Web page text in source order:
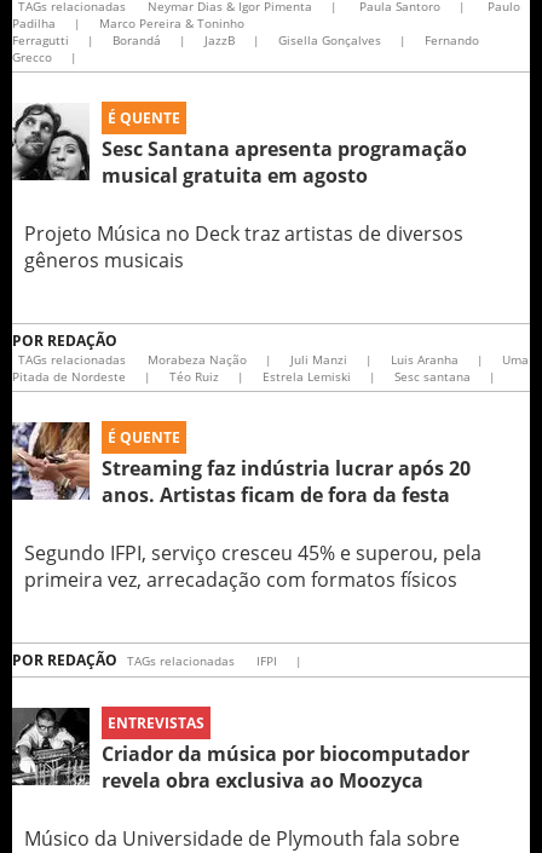
TAGs relacionadas Neymar Dias & Igor Pimenta | Paula Santoro |
Paulo
Padilha
|
Marco Pereira & Toninho
Ferragutti
| Borandá | JazzB | Gisella Gonçalves |
Fernando
Grecco
|
É QUENTE
Sesc Santana apresenta programação
musical gratuita em agosto
Projeto Música no Deck traz artistas de diversos
gêneros musicais
POR REDAÇÃO
TAGs relacionadas Morabeza Nação | Juli Manzi | Luis Aranha |
Uma
Pitada de Nordeste
| Téo Ruiz | Estrela Lemiski | Sesc santana |
É QUENTE
Streaming faz indústria lucrar após 20
anos. Artistas ficam de fora da festa
Segundo IFPI, serviço cresceu 45% e superou, pela
primeira vez, arrecadação com formatos físicos
POR REDAÇÃO TAGs relacionadas IFPI |
ENTREVISTAS
Criador da música por biocomputador
revela obra exclusiva ao Moozyca
Músico da Universidade de Plymouth fala sobre